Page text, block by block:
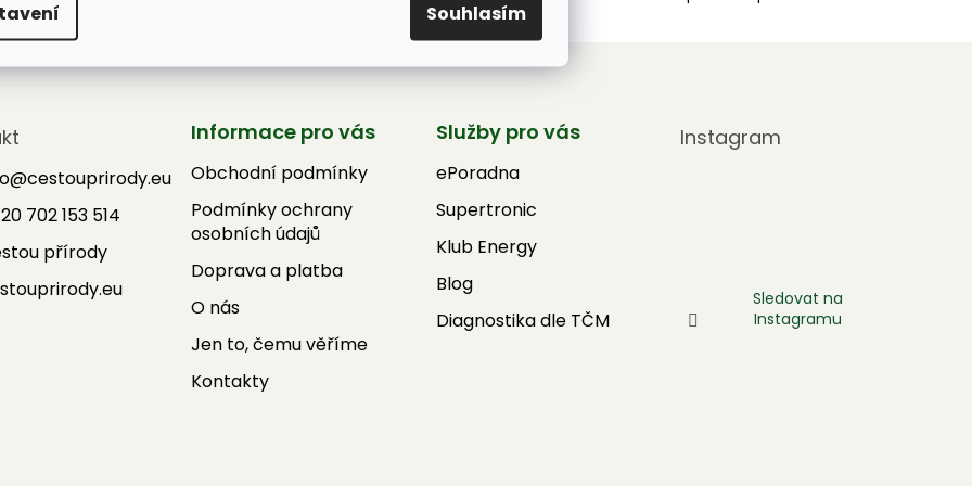
Souhlasím
@cestouprirody.eu
702 153 514
přírody
Informace pro vás
Obchodní podmínky
Podmínky ochrany
osobních údajů
Doprava a platba
O nás
Jen to, čemu věříme
Kontakty
Služby pro vás
ePoradna
Supertronic
Klub Energy
Blog
Diagnostika dle TČM
Instagram
Sledovat na
Instagramu